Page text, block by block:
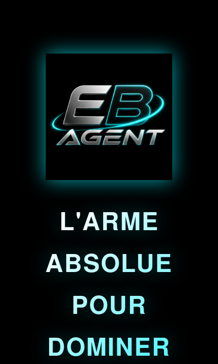
L'ARME
ABSOLUE
POUR
DOMINER